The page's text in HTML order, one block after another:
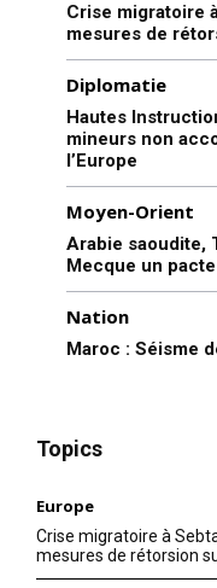
Crise migratoire
mesures de
Diplomatie
Hautes
mineurs non
l’Europe
Moyen-Orient
Arabie saoudite,
Mecque un
Nation
Maroc : Séisme
Topics
Europe
Crise migratoire à
mesures de rétorsion